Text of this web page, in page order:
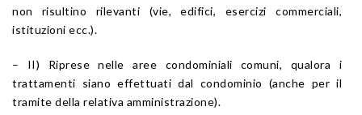
non risultino rilevanti (vie, edifici, esercizi commerciali,
istituzioni ecc.).
– II) Riprese nelle aree condominiali comuni, qualora i
trattamenti siano effettuati dal condominio (anche per il
tramite della relativa amministrazione).